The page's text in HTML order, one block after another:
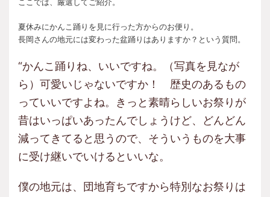
ここでは、厳選してご紹介。
夏休みにかんこ踊りを見に行った方からのお便り。
長岡さんの地元には変わった盆踊りはありますか？という質問。
“かんこ踊りね、いいですね。（写真を見なが
ら）可愛いじゃないですか！ 歴史のあるもの
っていいですよね。きっと素晴らしいお祭りが
昔はいっぱいあったんでしょうけど、どんどん
減ってきてると思うので、そういうものを大事
に受け継いでいけるといいな。
僕の地元は、団地育ちですから特別なお祭りは